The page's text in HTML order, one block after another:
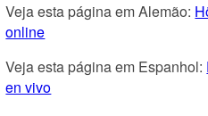
Veja esta página em Alemão:
online
Veja esta página em Espanhol:
en vivo